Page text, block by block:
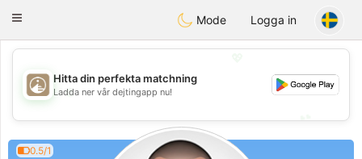
ahebik
Toggle
Mode Logga in
💖
💕
Hitta din perfekta matchning
Ladda ner vår dejtingapp nu!
0.5/1